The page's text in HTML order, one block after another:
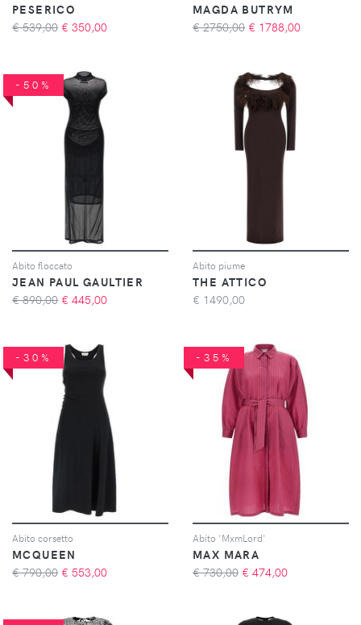
PESERICO
€ 539,00 € 350,00
MAGDA BUTRYM
€ 2750,00 € 1788,00
-50%
Abito floccato
JEAN PAUL GAULTIER
€ 890,00 € 445,00
Abito piume
THE ATTICO
€ 1490,00
-30%
Abito corsetto
MCQUEEN
€ 790,00 € 553,00
-35%
Abito 'MxmLord'
MAX MARA
€ 730,00 € 474,00